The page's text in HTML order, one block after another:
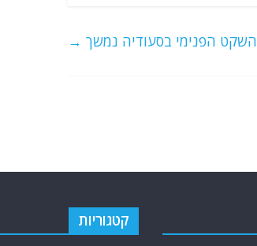
השקט הפנימי בסעודיה נמשך →
קטגוריות